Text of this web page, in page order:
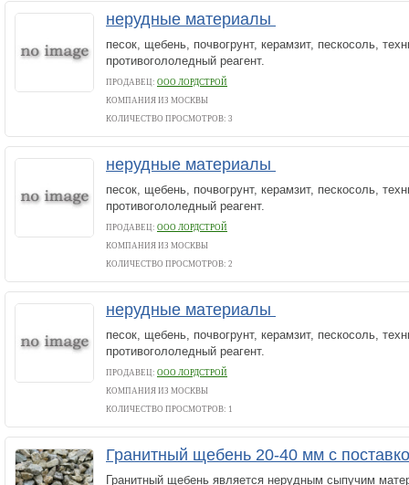
нерудные материалы
песок, щебень, почвогрунт, керамзит, пескосоль,
противогололедный реагент.
ПРОДАВЕЦ: ООО ЛОРДСТРОЙ
КОМПАНИЯ ИЗ МОСКВЫ
КОЛИЧЕСТВО ПРОСМОТРОВ: 3
нерудные материалы
песок, щебень, почвогрунт, керамзит, пескосоль,
противогололедный реагент.
ПРОДАВЕЦ: ООО ЛОРДСТРОЙ
КОМПАНИЯ ИЗ МОСКВЫ
КОЛИЧЕСТВО ПРОСМОТРОВ: 2
нерудные материалы
песок, щебень, почвогрунт, керамзит, пескосоль,
противогололедный реагент.
ПРОДАВЕЦ: ООО ЛОРДСТРОЙ
КОМПАНИЯ ИЗ МОСКВЫ
КОЛИЧЕСТВО ПРОСМОТРОВ: 1
Гранитный щебень 20-40 мм с
Гранитный щебень является нерудным сыпучим